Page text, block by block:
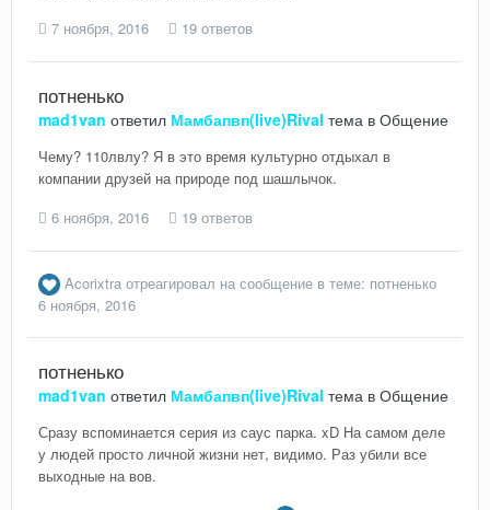
7 ноября, 2016
19 ответов
потненько
mad1van ответил Мамбапвп(live)Rival тема в Общение
Чему? 110лвлу? Я в это время культурно отдыхал в
компании друзей на природе под шашлычок.
6 ноября, 2016
19 ответов
Acorixtra отреагировал на сообщение в теме: потненько
6 ноября, 2016
потненько
mad1van ответил Мамбапвп(live)Rival тема в Общение
Сразу вспоминается серия из саус парка. xD На самом деле
у людей просто личной жизни нет, видимо. Раз убили все
выходные на вов.